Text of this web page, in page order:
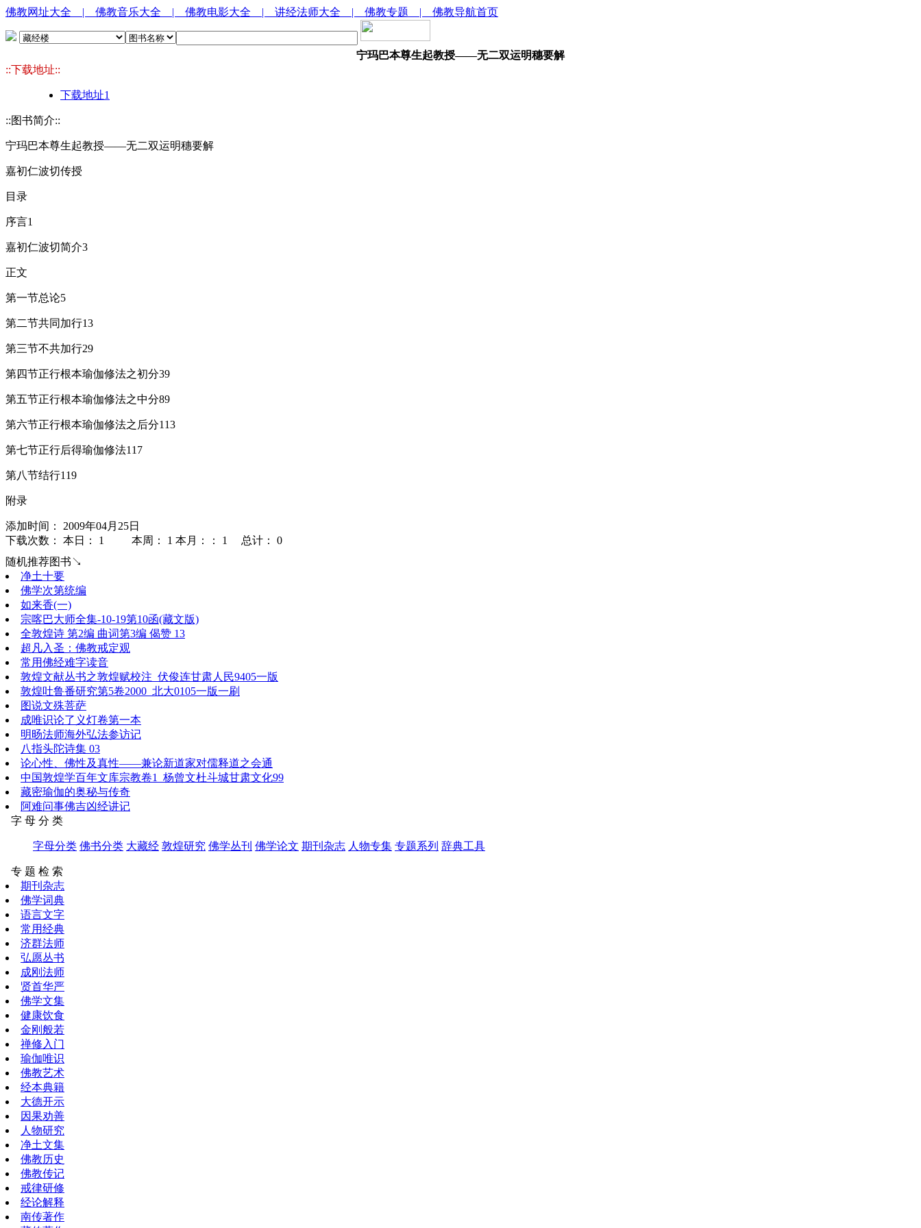
佛教网址大全 | 佛教音乐大全 | 佛教电影大全 | 讲经法师大全 | 佛教专题 | 佛教导航首页
宁玛巴本尊生起教授——无二双运明穗要解
::下载地址::
下载地址1
::图书简介::
宁玛巴本尊生起教授——无二双运明穗要解
嘉初仁波切传授
目录
序言1
嘉初仁波切简介3
正文
第一节总论5
第二节共同加行13
第三节不共加行29
第四节正行根本瑜伽修法之初分39
第五节正行根本瑜伽修法之中分89
第六节正行根本瑜伽修法之后分113
第七节正行后得瑜伽修法117
第八节结行119
附录
添加时间： 2009年04月25日
下载次数： 本日： 1 本周： 1 本月：： 1 总计： 0
随机推荐图书↘
净土十要
佛学次第统编
如来香(一)
宗喀巴大师全集-10-19第10函(藏文版)
全敦煌诗 第2编 曲词第3编 偈赞 13
超凡入圣：佛教戒定观
常用佛经难字读音
敦煌文献丛书之敦煌赋校注_伏俊连甘肃人民9405一版
敦煌吐鲁番研究第5卷2000_北大0105一版一刷
图说文殊菩萨
成唯识论了义灯卷第一本
明旸法师海外弘法参访记
八指头陀诗集 03
论心性、佛性及真性——兼论新道家对儒释道之会通
中国敦煌学百年文库宗教卷1_杨曾文杜斗城甘肃文化99
藏密瑜伽的奥秘与传奇
阿难问事佛吉凶经讲记
字 母 分 类
字母分类 佛书分类 大藏经 敦煌研究 佛学丛刊 佛学论文 期刊杂志 人物专集 专题系列 辞典工具
专 题 检 索
期刊杂志
佛学词典
语言文字
常用经典
济群法师
弘愿丛书
成刚法师
贤首华严
佛学文集
健康饮食
金刚般若
禅修入门
瑜伽唯识
佛教艺术
经本典籍
大德开示
因果劝善
人物研究
净土文集
佛教历史
佛教传记
戒律研修
经论解释
南传著作